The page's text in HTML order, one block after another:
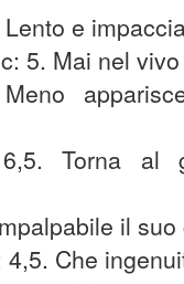
e
5. Mai nel
6,5. Torna al
il suo
4,5. Che